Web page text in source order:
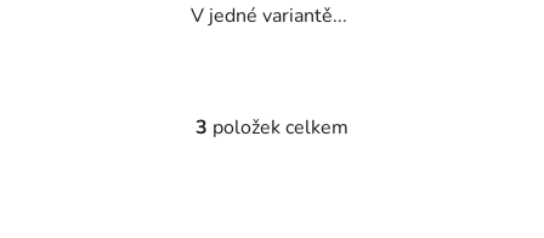
V jedné variantě...
O
3 položek celkem